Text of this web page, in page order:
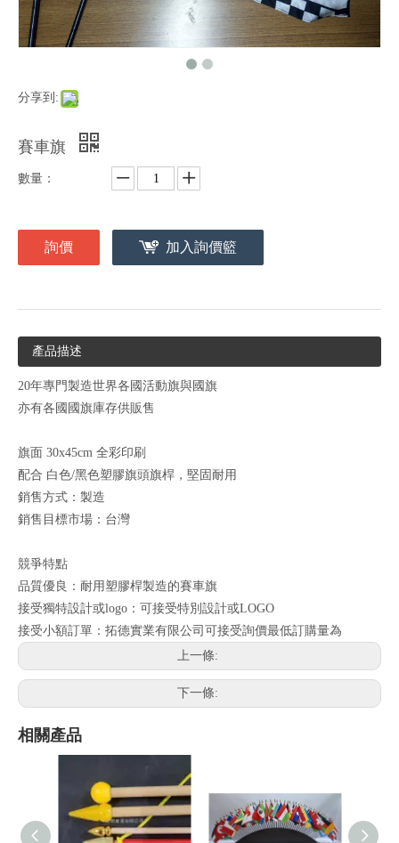
分享到:
賽車旗
數量：
詢價 加入詢價籃
產品描述
20年專門製造世界各國活動旗與國旗
亦有各國國旗庫存供販售
旗面 30x45cm 全彩印刷
配合 白色/黑色塑膠旗頭旗桿，堅固耐用
銷售方式：製造
銷售目標市場：台灣
競爭特點
品質優良：耐用塑膠桿製造的賽車旗
接受獨特設計或logo：可接受特別設計或LOGO
接受小額訂單：拓德實業有限公司可接受詢價最低訂購量為
上一條:
下一條:
相關產品